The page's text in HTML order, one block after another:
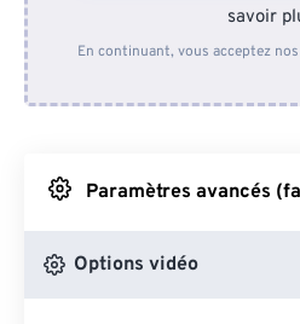
Depuis
Depuis
Depuis
savoir
En continuant, vous acceptez nos
Paramètres avancés
Options vidéo